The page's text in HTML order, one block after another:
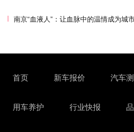
南京“血液人”：让血脉中的温情成为城
首页 新车报价 汽车
用车养护 行业快报